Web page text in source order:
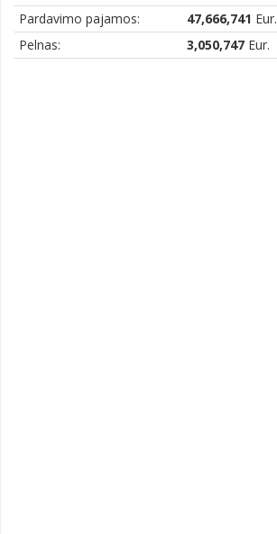
Pardavimo pajamos:
47,666,741 Eur.
Pelnas:
3,050,747 Eur.